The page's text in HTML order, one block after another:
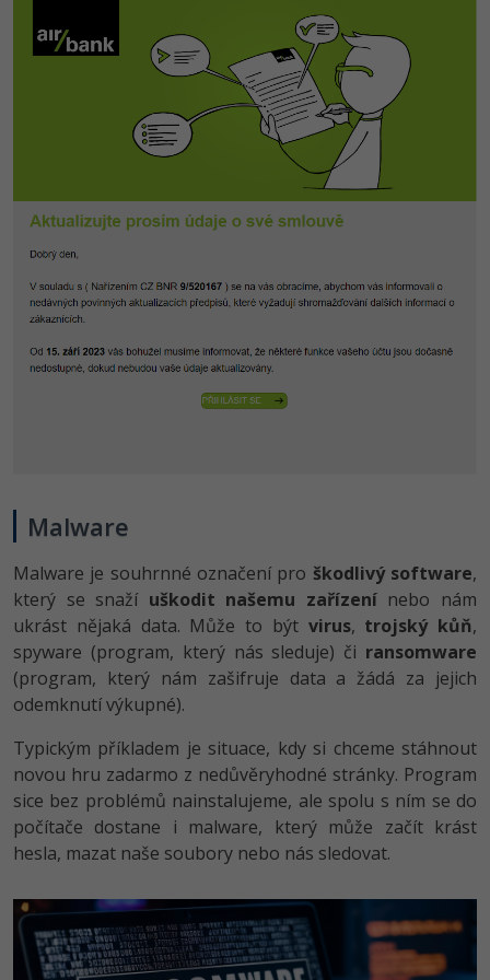
Malware
Malware je souhrnné označení pro škodlivý software,
který se snaží uškodit našemu zařízenínebo nám
ukrást nějaká data. Může to být virus, trojský kůň,
spyware (program, který nás sleduje) či ransomware
(program, který nám zašifruje data a žádá za jejich
odemknutí výkupné).
Typickým příkladem je situace, kdy si chceme stáhnout
novou hru zadarmo z nedůvěryhodné stránky. Program
sice bez problémů nainstalujeme, ale spolu s ním se do
počítače dostane i malware, který může začít krást
hesla, mazat naše soubory nebo nás sledovat.